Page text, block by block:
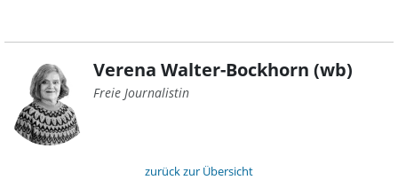
Verena Walter-Bockhorn (wb)
Freie Journalistin
zurück zur Übersicht